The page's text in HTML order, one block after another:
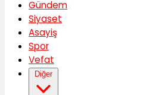
Gündem
Siyaset
Asayiş
Spor
Vefat
Diğer